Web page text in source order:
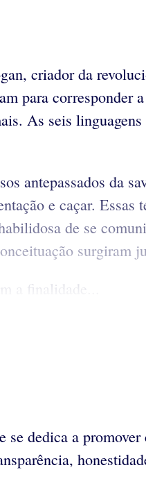
criador da
para corresponder
As seis
antepassados da
e caçar. Essas
de se
surgiram
a finalidade...
se dedica a promover